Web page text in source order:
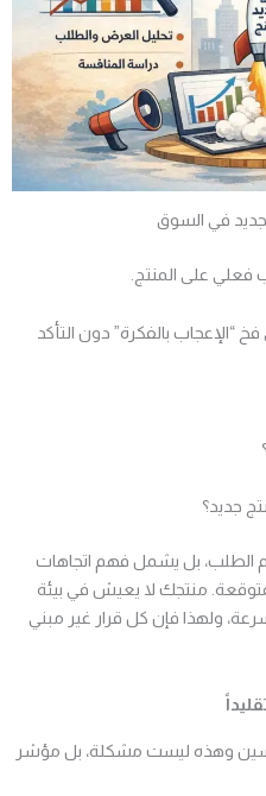
في السوق
على المنتج.
“الإعجاب بالفكرة” دون التأكد
جديد؟
الطلب، بل يشمل فهم اتجاهات
منتجك لا يعيش في بيئة
ولهذا فإن كل قرار غير مبني
وهذه ليست مشكلة، بل مؤشر